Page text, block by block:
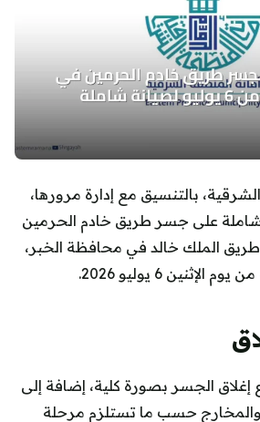
بالتنسيق مع إدارة مرورها،
على جسر طريق خادم الحرمين
الملك خالد في محافظة الخبر،
6 يوليو 2026.
الجسر بصورة كلية، إضافة إلى
حسب ما تستلزم مرحلة